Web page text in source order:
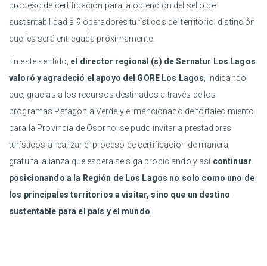
proceso de certificación para la obtención del sello de
sustentabilidad a 9 operadores turísticos del territorio, distinción
que les será entregada próximamente.
En este sentido, el director regional (s) de Sernatur Los Lagos
valoró y agradeció el apoyo del GORE Los Lagos , indicando
que, gracias a los recursos destinados a través de los
programas Patagonia Verde y el mencionado de fortalecimiento
para la Provincia de Osorno, se pudo invitar a prestadores
turísticos a realizar el proceso de certificación de manera
gratuita, alianza que espera se siga propiciando y así continuar
posicionando a la Región de Los Lagos no solo como uno de
los principales territorios a visitar, sino que un destino
sustentable para el país y el mundo